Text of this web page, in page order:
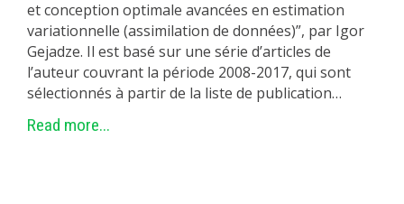
et conception optimale avancées en estimation
variationnelle (assimilation de données)”, par Igor
Gejadze. Il est basé sur une série d’articles de
l’auteur couvrant la période 2008-2017, qui sont
sélectionnés à partir de la liste de publication…
Read more...